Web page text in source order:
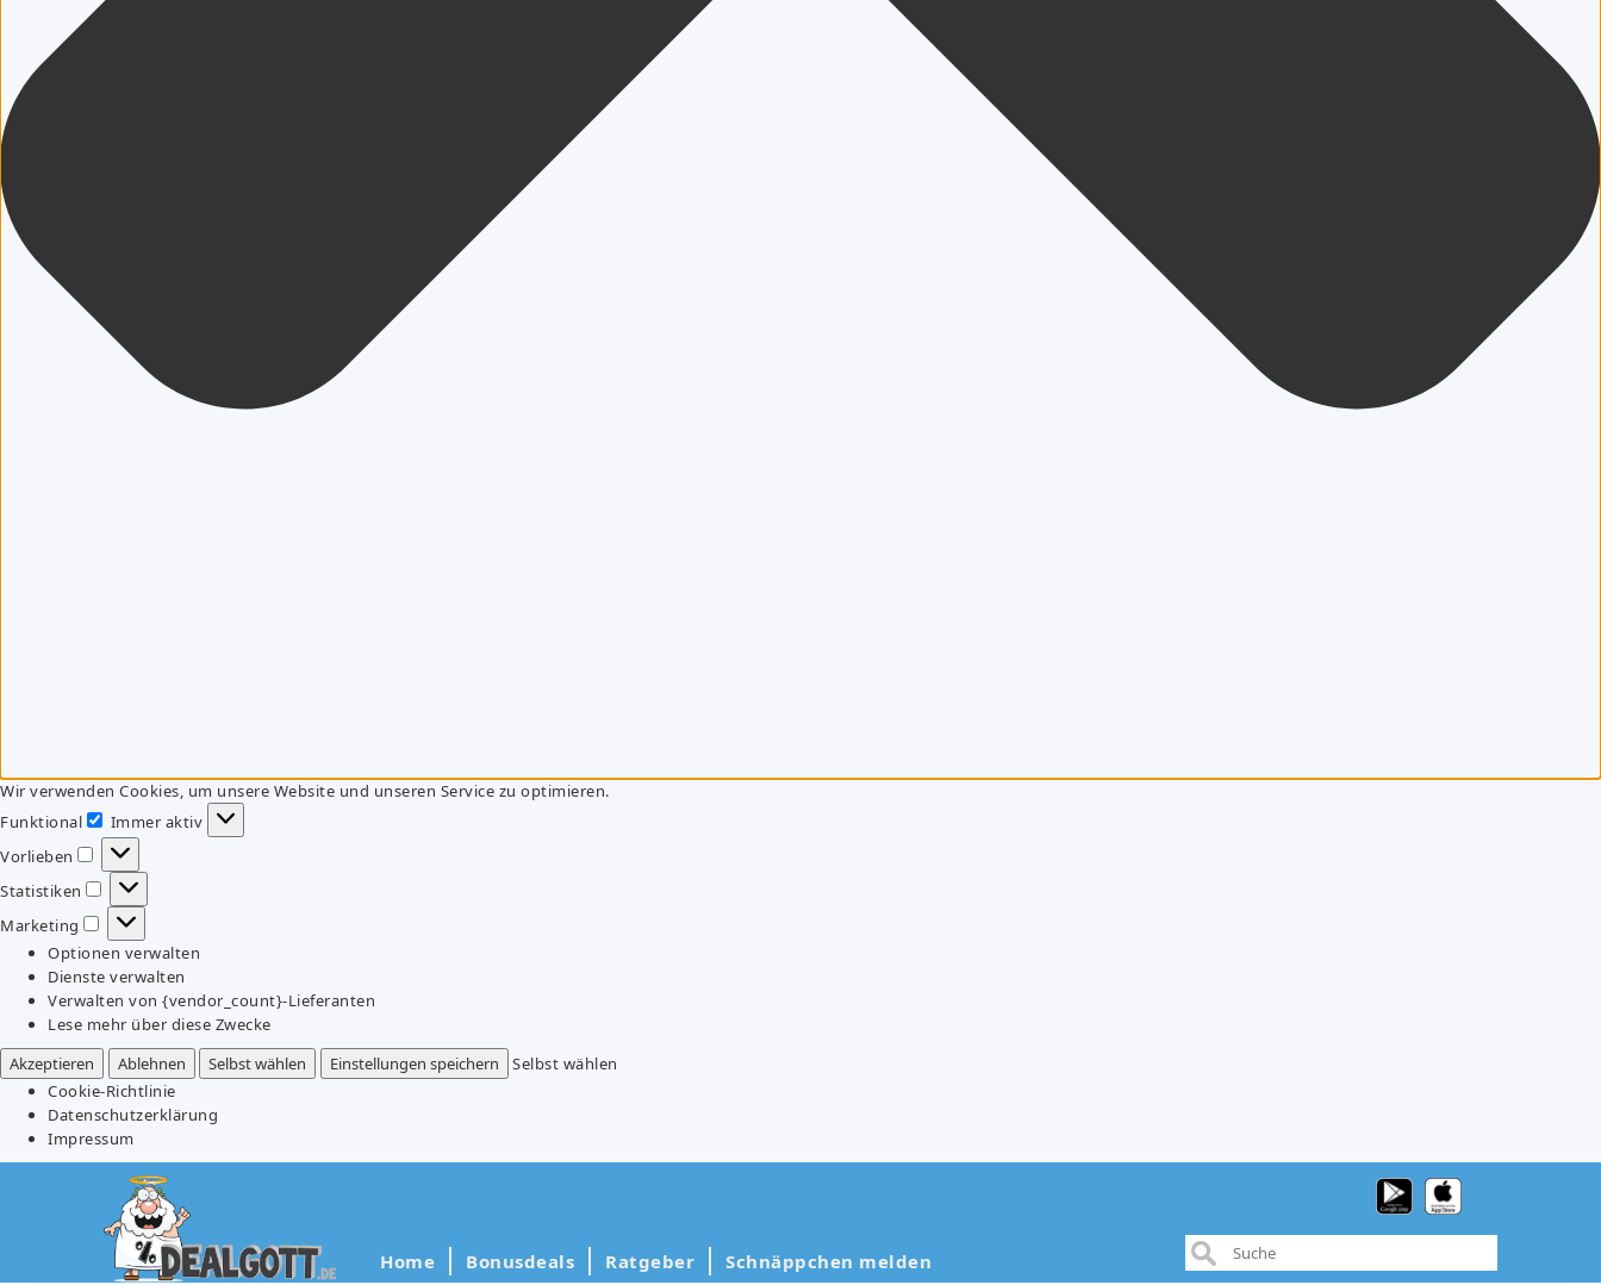
Wir verwenden Cookies, um unsere Website und unseren Service zu optimieren.
Funktional
Funktional
Immer aktiv
Vorlieben
Vorlieben
Statistiken
Statistiken
Marketing
Marketing
Optionen verwalten
Dienste verwalten
Verwalten von {vendor_count}-Lieferanten
Lese mehr über diese Zwecke
Akzeptieren
Ablehnen Selbst wählen Einstellungen speichern
Selbst wählen
Cookie-Richtlinie
Datenschutzerklärung
Impressum
Home Bonusdeals Ratgeber Schnäppchen melden